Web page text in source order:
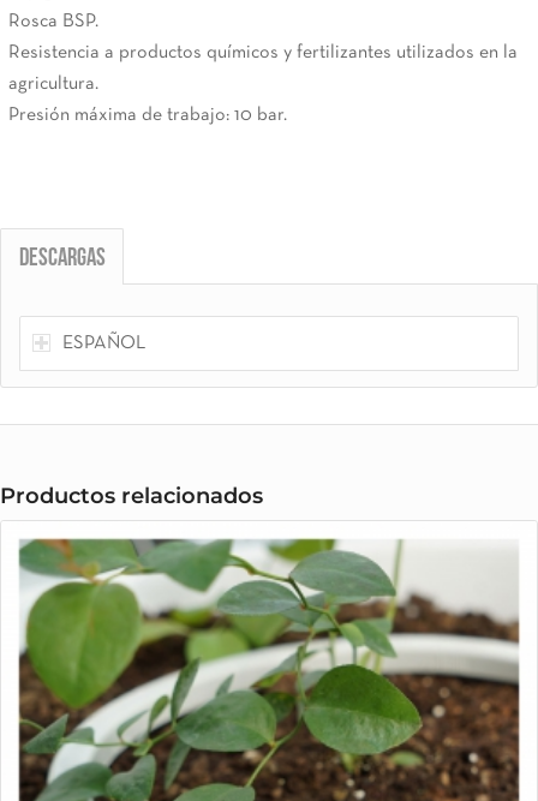
Rosca BSP.
Resistencia a productos químicos y fertilizantes utilizados en la
agricultura.
Presión máxima de trabajo: 10 bar.
Descargas
ESPAÑOL
Productos relacionados